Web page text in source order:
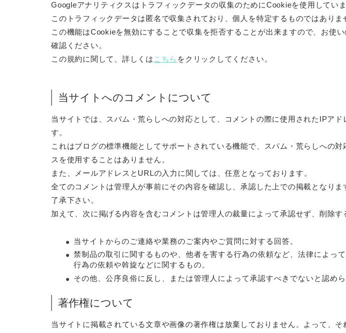
Googleアナリティクスはトラフィックデータの収集のためにCookieを使用していま
このトラフィックデータは匿名で収集されており、個人を特定するものではありま
この機能はCookieを無効にすることで収集を拒否することが出来ますので、お使
確認ください。
この規約に関して、詳しくは こちら をクリックしてください。
当サイトへのコメントについて
当サイトでは、スパム・荒らしへの対応として、コメントの際に使用されたIPアド
す。
これはブログの標準機能としてサポートされている機能で、スパム・荒らしへの対
スを使用することはありません。
また、メールアドレスとURLの入力に関しては、任意となっております。
全てのコメントは管理人が事前にその内容を確認し、承認した上での掲載となりま
了承下さい。
加えて、次に掲げる内容を含むコメントは管理人の裁量によって承認せず、削除す
当サイトからのご連絡や業務のご案内やご質問に対する回答。
禁制品の取引に関するものや、他者を害する行為の依頼など、法律によって
行為の依頼や斡旋などに関するもの。
その他、公序良俗に反し、または管理人によって承認すべきでないと認めら
著作権について
当サイトに掲載されている文章や画像の著作権は放棄しておりません。よって、